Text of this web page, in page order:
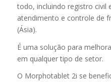
todo, incluindo registro civil
atendimento e controle de
(Ásia).
É uma solução para
em qualquer tipo de setor.
O Morphotablet 2i se